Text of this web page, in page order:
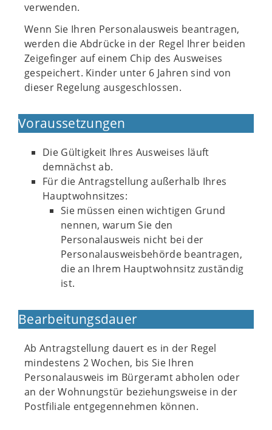
verwenden.
Wenn Sie Ihren Personalausweis beantragen,
werden die Abdrücke in der Regel Ihrer beiden
Zeigefinger auf einem Chip des Ausweises
gespeichert. Kinder unter 6 Jahren sind von
dieser Regelung ausgeschlossen.
Voraussetzungen
Die Gültigkeit Ihres Ausweises läuft
demnächst ab.
Für die Antragstellung außerhalb Ihres
Hauptwohnsitzes:
Sie müssen einen wichtigen Grund
nennen, warum Sie den
Personalausweis nicht bei der
Personalausweisbehörde beantragen,
die an Ihrem Hauptwohnsitz zuständig
ist.
Bearbeitungsdauer
Ab Antragstellung dauert es in der Regel
mindestens 2 Wochen, bis Sie Ihren
Personalausweis im Bürgeramt abholen oder
an der Wohnungstür beziehungsweise in der
Postfiliale entgegennehmen können.